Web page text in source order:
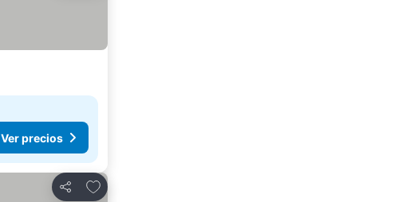
Ver precios
Compartir
Agregar a favoritos